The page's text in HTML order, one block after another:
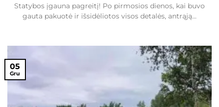
Statybos įgauna pagreitį! Po pirmosios dienos, kai buvo
gauta pakuotė ir išsidėliotos visos detalės, antrąją...
05
Gru